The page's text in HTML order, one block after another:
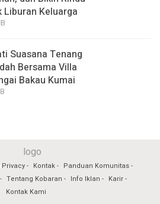
Liburan Keluarga
Suasana Tenang
Bersama Villa
Bakau Kumai
Kontak
Panduan Komunitas
Tentang Kobaran Info Iklan
Karir
Kontak Kami